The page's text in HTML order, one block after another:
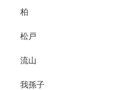
柏
松戸
流山
我孫子